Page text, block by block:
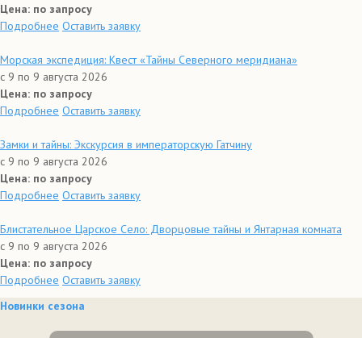
Цена: по запросу
Подробнее Оставить заявку
Морская экспедиция: Квест «Тайны Северного меридиана»
с 9 по 9 августа 2026
Цена: по запросу
Подробнее Оставить заявку
Замки и тайны: Экскурсия в императорскую Гатчину
с 9 по 9 августа 2026
Цена: по запросу
Подробнее Оставить заявку
Блистательное Царское Село: Дворцовые тайны и Янтарная комната
с 9 по 9 августа 2026
Цена: по запросу
Подробнее Оставить заявку
Новинки сезона